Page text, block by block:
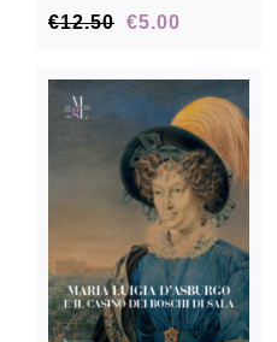
€12.50 Il
era:
€12.50.
€5.00
è:
€5.00.